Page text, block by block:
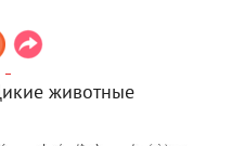
животные